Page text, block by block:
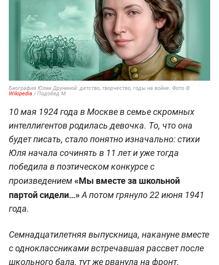
Биография Юлии Друниной: детство, творчество, годы на войне. Фото ©
Wikipedia/ Подобед М.
10 мая 1924 года в Москве в семье скромных
интеллигентов родилась девочка. То, что она
будет писать, стало понятно изначально: стихи
Юля начала сочинять в 11 лет и уже тогда
победила в поэтическом конкурсе с
произведением«Мы вместе за школьной
партой сидели…»А потом грянуло 22 июня 1941
года.
Семнадцатилетняя выпускница, накануне вместе
с одноклассниками встречавшая рассвет после
школьного бала, тут же рванула на фронт.